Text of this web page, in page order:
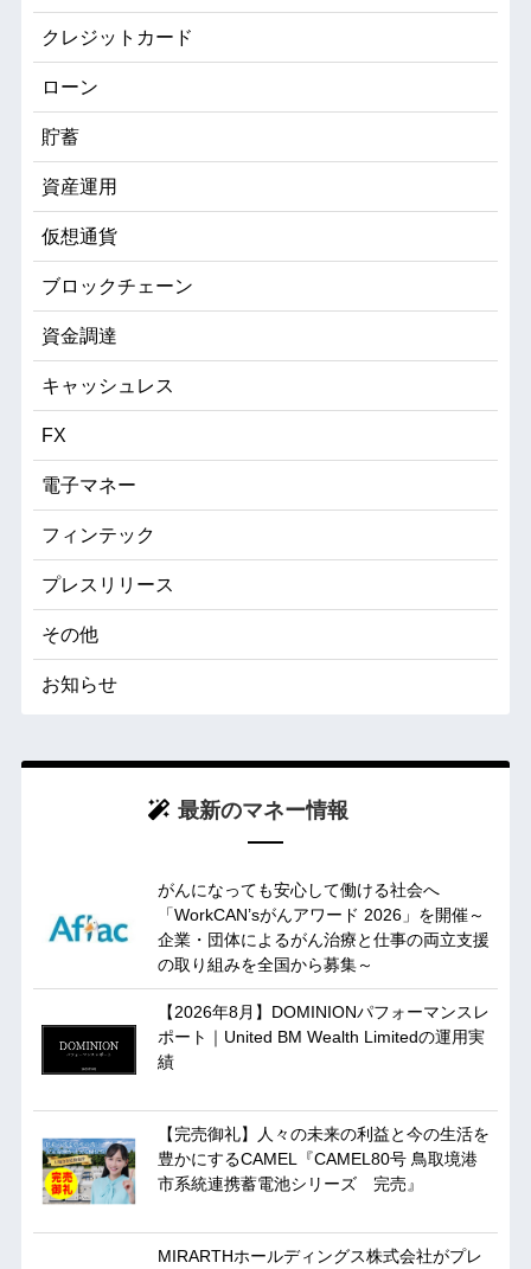
クレジットカード
ローン
貯蓄
資産運用
仮想通貨
ブロックチェーン
資金調達
キャッシュレス
FX
電子マネー
フィンテック
プレスリリース
その他
お知らせ
最新のマネー情報
がんになっても安心して働ける社会へ
「WorkCAN’sがんアワード 2026」を開催～
企業・団体によるがん治療と仕事の両立支援
の取り組みを全国から募集～
【2026年8月】DOMINIONパフォーマンスレ
ポート｜United BM Wealth Limitedの運用実
績
【完売御礼】人々の未来の利益と今の生活を
豊かにするCAMEL『CAMEL80号 鳥取境港
市系統連携蓄電池シリーズ 完売』
MIRARTHホールディングス株式会社がプレ